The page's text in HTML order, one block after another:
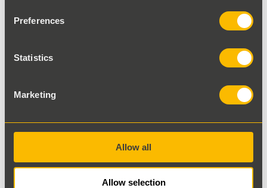
Preferences
Statistics
Marketing
Allow all
Allow selection